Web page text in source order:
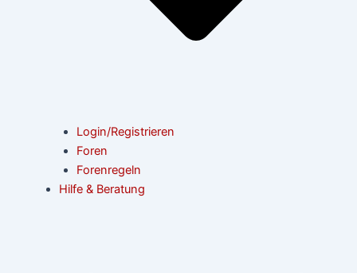
Login/Registrieren
Foren
Forenregeln
Hilfe & Beratung